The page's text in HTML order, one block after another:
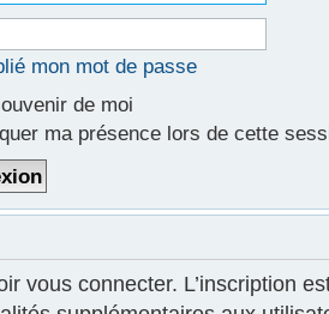
mon mot de passe
de moi
ma présence lors de cette
vous connecter. L’inscription